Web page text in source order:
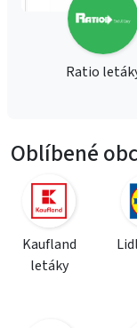
Ratio
Oblíbené
Kaufland
letáky